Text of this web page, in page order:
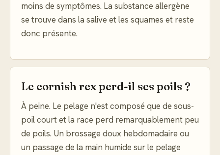
moins de symptômes. La substance allergène
se trouve dans la salive et les squames et reste
donc présente.
Le cornish rex perd-il ses poils ?
À peine. Le pelage n'est composé que de sous-
poil court et la race perd remarquablement peu
de poils. Un brossage doux hebdomadaire ou
un passage de la main humide sur le pelage